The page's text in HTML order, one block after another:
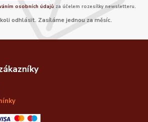
osobních údajů za účelem rozesílky newsletteru.
odhlásit. Zasíláme jednou za měsíc.